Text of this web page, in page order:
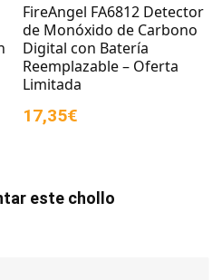
FireAngel FA6812 Detector
de Monóxido de Carbono
Digital con Batería
Reemplazable – Oferta
Limitada
17,35€
este chollo